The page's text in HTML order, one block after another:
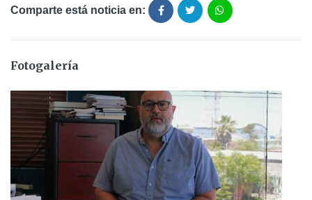
Comparte está noticia en:
Fotogalería